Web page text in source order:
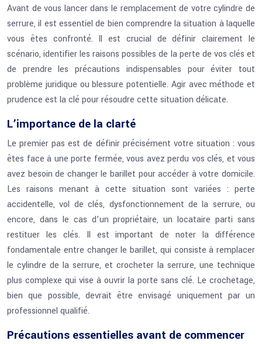
Avant de vous lancer dans le remplacement de votre cylindre de
serrure, il est essentiel de bien comprendre la situation à laquelle
vous êtes confronté. Il est crucial de définir clairement le
scénario, identifier les raisons possibles de la perte de vos clés et
de prendre les précautions indispensables pour éviter tout
problème juridique ou blessure potentielle. Agir avec méthode et
prudence est la clé pour résoudre cette situation délicate.
L’importance de la clarté
Le premier pas est de définir précisément votre situation : vous
êtes face à une porte fermée, vous avez perdu vos clés, et vous
avez besoin de changer le barillet pour accéder à votre domicile.
Les raisons menant à cette situation sont variées : perte
accidentelle, vol de clés, dysfonctionnement de la serrure, ou
encore, dans le cas d’un propriétaire, un locataire parti sans
restituer les clés. Il est important de noter la différence
fondamentale entre changer le barillet, qui consiste à remplacer
le cylindre de la serrure, et crocheter la serrure, une technique
plus complexe qui vise à ouvrir la porte sans clé. Le crochetage,
bien que possible, devrait être envisagé uniquement par un
professionnel qualifié.
Précautions essentielles avant de commencer